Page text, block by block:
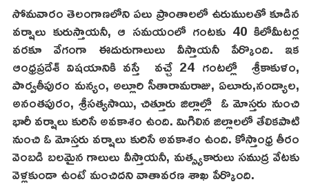
సోమవారం తెలంగాణలోని పలు ప్రాంతాలలో ఉరుములతో కూడిన
వర్షాలు కురుస్తాయనీ, ఆ సమయంలో గంటకు 40 కిలోమీటర్ల
వరకూ వేగంగా ఈదురుగాలులు వీస్తాయనీ పేర్కొంది. ఇక
ఆంధ్రప్రదేశ్ విషయానికి వస్తే వచ్చే 24 గంటల్లో శ్రీకాకుళం,
పార్వతీపురం మన్యం, అల్లూరి సీతారామరాజు, ఏలూరు,నంద్యాల,
అనంతపురం, శ్రీసత్యసాయి, చిత్తూరు జిల్లాల్లో ఓ మోస్తరు నుంచి
భారీ వర్షాలు కురిసే అవకాశం ఉంది. మిగిలిన జిల్లాలలో తేలికపాటి
నుంచి ఓ మోస్తరు వర్షాలు కురిసే అవకాశం ఉంది. కోస్తాంధ్ర తీరం
వెంబడి బలమైన గాలులు వీస్తాయనీ, మత్స్యకారులు సముద్ర వేటకు
వెళ్లకుండా ఉంటే మంచిదని వాతావరణ శాఖ పేర్కొంది.